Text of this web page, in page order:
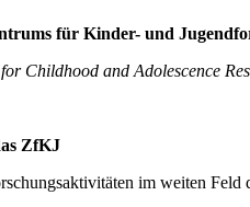
für Kinder- und
Childhood and Adolescence
ZfKJ
im weiten Feld